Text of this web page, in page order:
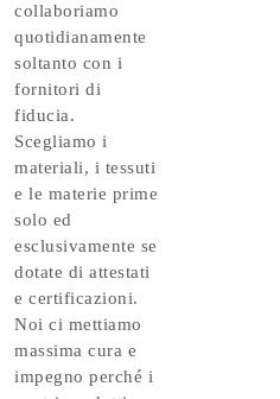
collaboriamo
quotidianamente
soltanto con i
fornitori di
fiducia.
Scegliamo i
materiali, i tessuti
e le materie prime
solo ed
esclusivamente se
dotate di attestati
e certificazioni.
Noi ci mettiamo
massima cura e
impegno perché i